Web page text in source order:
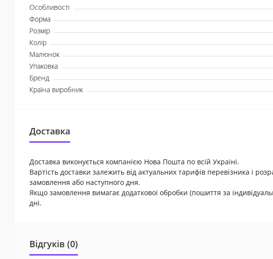
Особливості
Форма
Розмір
Колір
Малюнок
Упаковка
Бренд
Країна виробник
Доставка
Доставка виконується компанією Нова Пошта по всій Україні.
Вартість доставки залежить від актуальних тарифів перевізника і
замовлення або наступного дня.
Якщо замовлення вимагає додаткової обробки (пошиття за
дні.
Відгуків (0)